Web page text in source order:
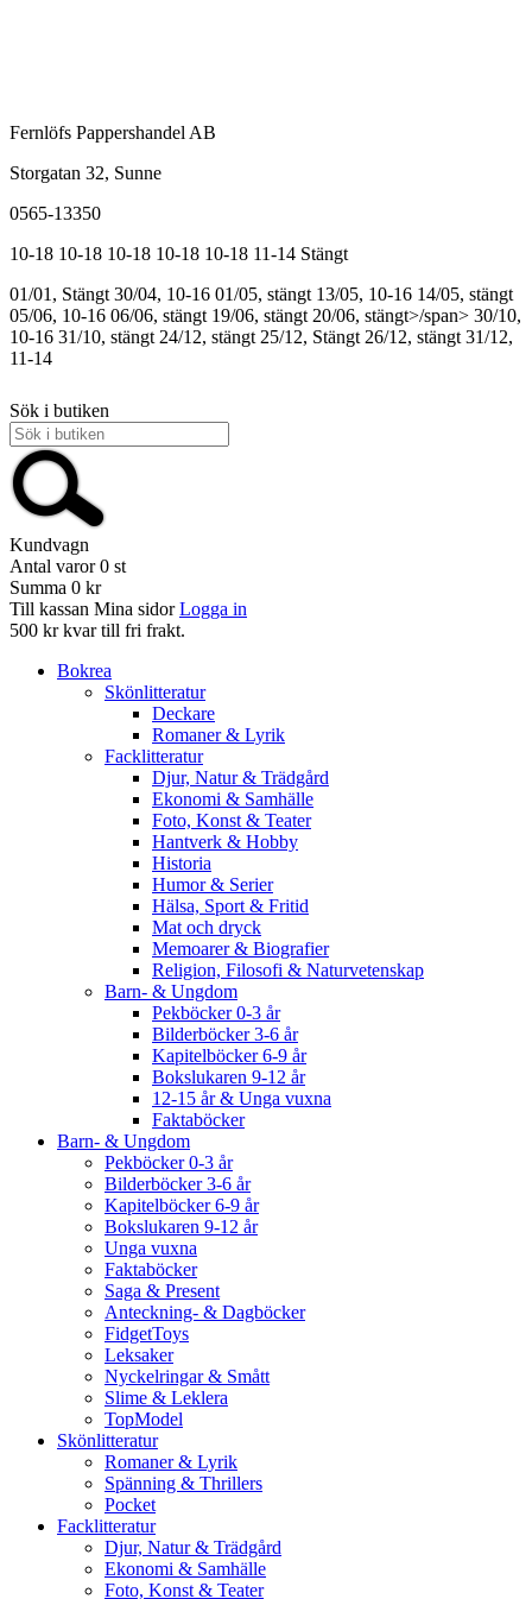
Fernlöfs Pappershandel AB
Storgatan 32, Sunne
0565-13350
10-18 10-18 10-18 10-18 10-18 11-14 Stängt
01/01, Stängt 30/04, 10-16 01/05, stängt 13/05, 10-16 14/05, stängt
05/06, 10-16 06/06, stängt 19/06, stängt 20/06, stängt>/span> 30/10,
10-16 31/10, stängt 24/12, stängt 25/12, Stängt 26/12, stängt 31/12,
11-14
Sök i butiken
Kundvagn
Antal varor 0 st
Summa 0 kr
Till kassan Mina sidor Logga in
500 kr kvar till fri frakt.
Bokrea
Skönlitteratur
Deckare
Romaner & Lyrik
Facklitteratur
Djur, Natur & Trädgård
Ekonomi & Samhälle
Foto, Konst & Teater
Hantverk & Hobby
Historia
Humor & Serier
Hälsa, Sport & Fritid
Mat och dryck
Memoarer & Biografier
Religion, Filosofi & Naturvetenskap
Barn- & Ungdom
Pekböcker 0-3 år
Bilderböcker 3-6 år
Kapitelböcker 6-9 år
Bokslukaren 9-12 år
12-15 år & Unga vuxna
Faktaböcker
Barn- & Ungdom
Pekböcker 0-3 år
Bilderböcker 3-6 år
Kapitelböcker 6-9 år
Bokslukaren 9-12 år
Unga vuxna
Faktaböcker
Saga & Present
Anteckning- & Dagböcker
FidgetToys
Leksaker
Nyckelringar & Smått
Slime & Leklera
TopModel
Skönlitteratur
Romaner & Lyrik
Spänning & Thrillers
Pocket
Facklitteratur
Djur, Natur & Trädgård
Ekonomi & Samhälle
Foto, Konst & Teater